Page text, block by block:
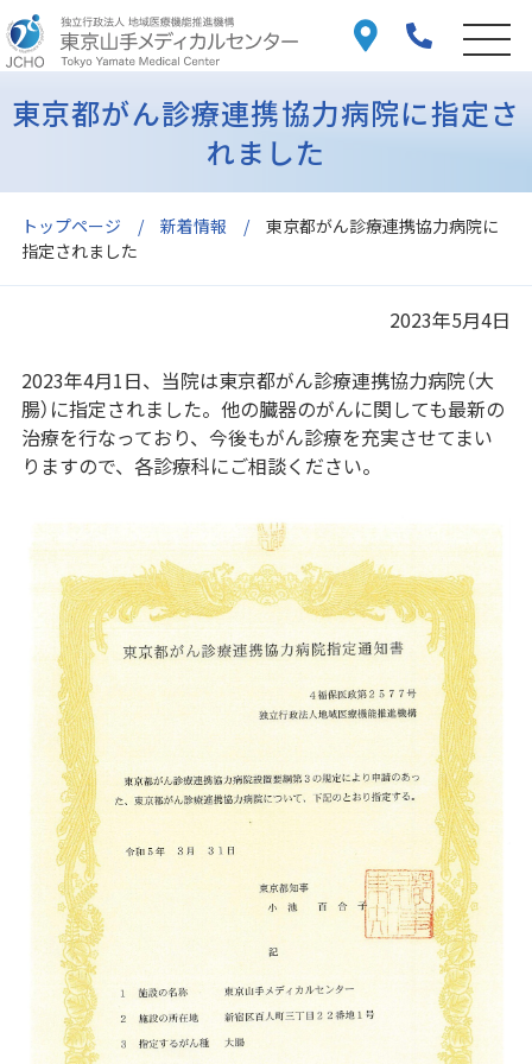
トップページ 新着情報
東京都がん診療連携協力病院に
指定されました
東京都がん診療連携協力病院に指定さ
れました
2023年5月4日
2023年4月1日、当院は東京都がん診療連携協力病院（大
腸）に指定されました。他の臓器のがんに関しても最新の
治療を行なっており、今後もがん診療を充実させてまい
りますので、各診療科にご相談ください。